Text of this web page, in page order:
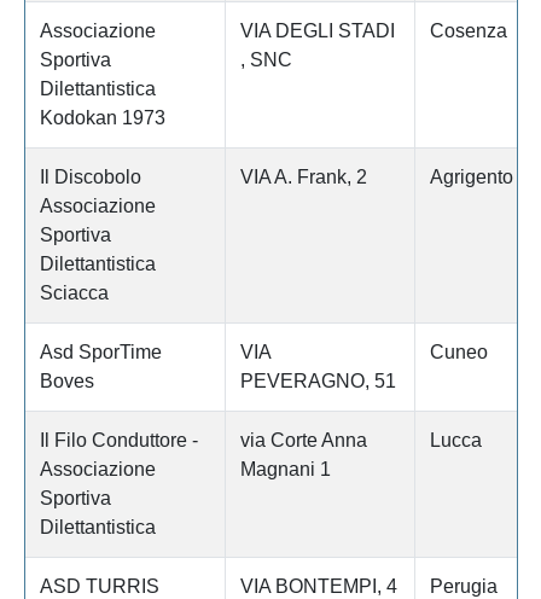
Associazione
Sportiva
Dilettantistica
Kodokan 1973
VIA DEGLI STADI
, SNC
Cosenza
Il Discobolo
Associazione
Sportiva
Dilettantistica
Sciacca
VIA A. Frank, 2 Agrigento
Asd SporTime
Boves
VIA
PEVERAGNO, 51
Cuneo
Il Filo Conduttore -
Associazione
Sportiva
Dilettantistica
via Corte Anna
Magnani 1
Lucca
ASD TURRIS VIA BONTEMPI, 4 Perugia